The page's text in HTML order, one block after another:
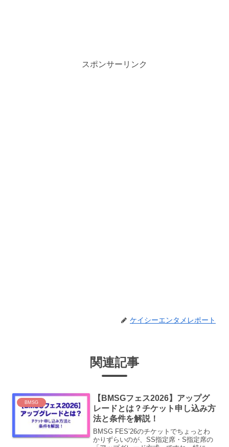
スポンサーリンク
ケイシーエンタメレポート
関連記事
BMSG
【BMSGフェス2026】アップグ
レードとは？チケット申し込み方
法と条件を解説！
BMSG FES’26のチケットでちょっとわ
かりずらいのが、SS指定席・S指定席の